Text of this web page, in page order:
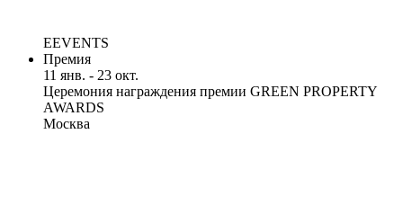
EEVENTS
Премия
11 янв. - 23 окт.
Церемония награждения премии GREEN PROPERTY
AWARDS
Москва